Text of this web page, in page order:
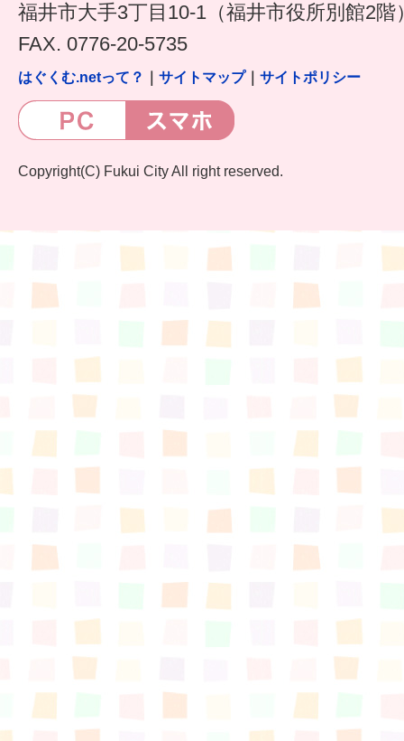
福井市大手3丁目10-1（福井市役所別館2階
FAX. 0776-20-5735
はぐくむ.netって？ サイトマップ｜ サイトポリシー
Copyright(C) Fukui City All right reserved.